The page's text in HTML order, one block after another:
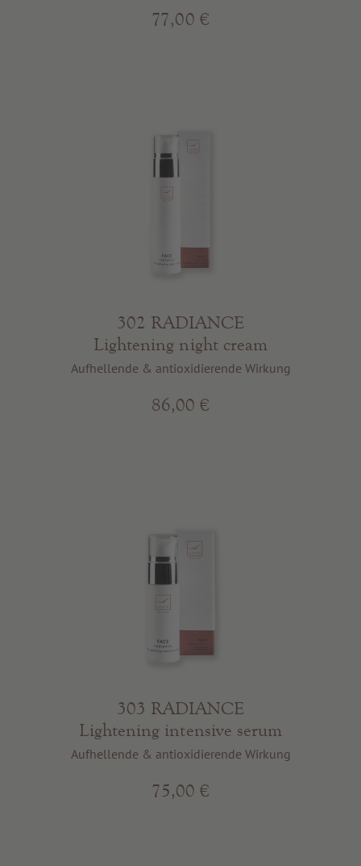
77,00 €
302 RADIANCE
Lightening night cream
Aufhellende & antioxidierende Wirkung
86,00 €
303 RADIANCE
Lightening intensive serum
Aufhellende & antioxidierende Wirkung
75,00 €